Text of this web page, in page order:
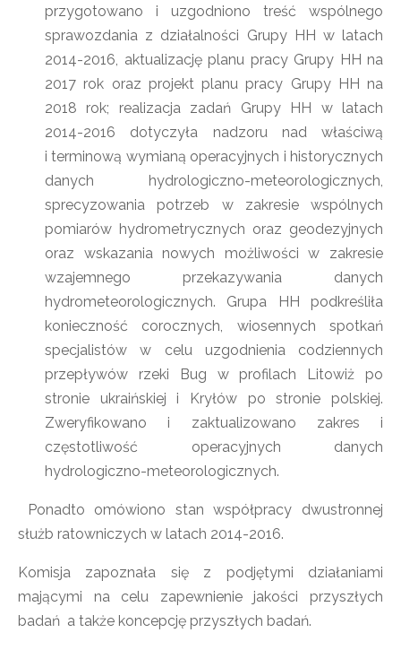
przygotowano i uzgodniono treść wspólnego
sprawozdania z działalności Grupy HH w latach
2014-2016, aktualizację planu pracy Grupy HH na
2017 rok oraz projekt planu pracy Grupy HH na
2018 rok; realizacja zadań Grupy HH w latach
2014-2016 dotyczyła nadzoru nad właściwą
i terminową wymianą operacyjnych i historycznych
danych hydrologiczno-meteorologicznych,
sprecyzowania potrzeb w zakresie wspólnych
pomiarów hydrometrycznych oraz geodezyjnych
oraz wskazania nowych możliwości w zakresie
wzajemnego przekazywania danych
hydrometeorologicznych. Grupa HH podkreśliła
konieczność corocznych, wiosennych spotkań
specjalistów w celu uzgodnienia codziennych
przepływów rzeki Bug w profilach Litowiż po
stronie ukraińskiej i Kryłów po stronie polskiej.
Zweryfikowano i zaktualizowano zakres i
częstotliwość operacyjnych danych
hydrologiczno-meteorologicznych.
Ponadto omówiono stan współpracy dwustronnej
służb ratowniczych w latach 2014-2016.
Komisja zapoznała się z podjętymi działaniami
mającymi na celu zapewnienie jakości przyszłych
badań a także koncepcję przyszłych badań.